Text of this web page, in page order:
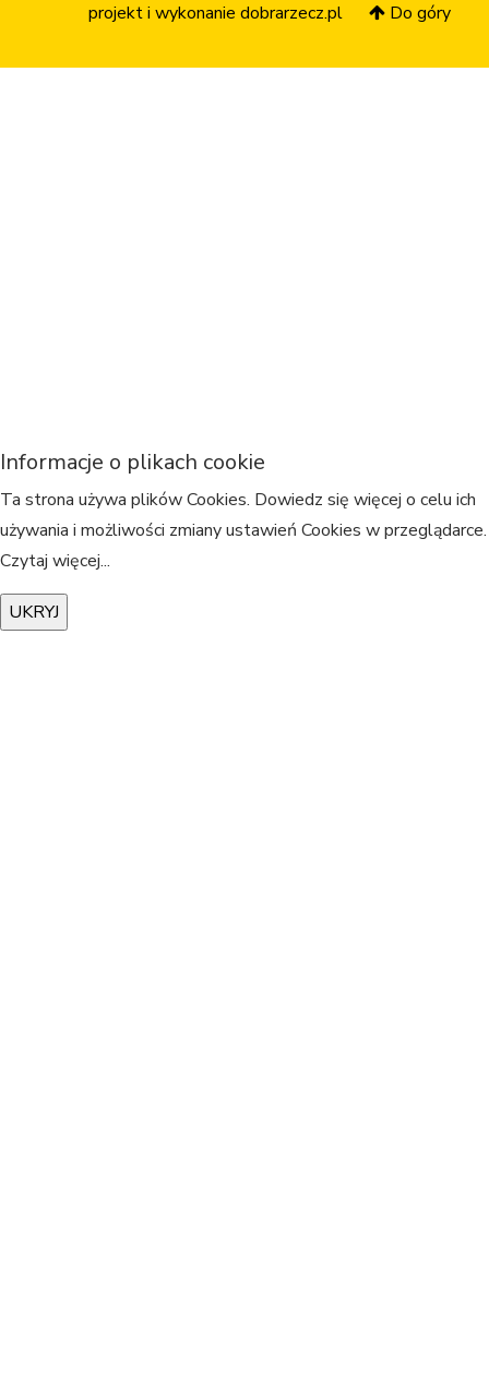
projekt i wykonanie dobrarzecz.pl Do góry
Informacje o plikach cookie
Ta strona używa plików Cookies. Dowiedz się więcej o celu ich
używania i możliwości zmiany ustawień Cookies w przeglądarce.
Czytaj więcej...